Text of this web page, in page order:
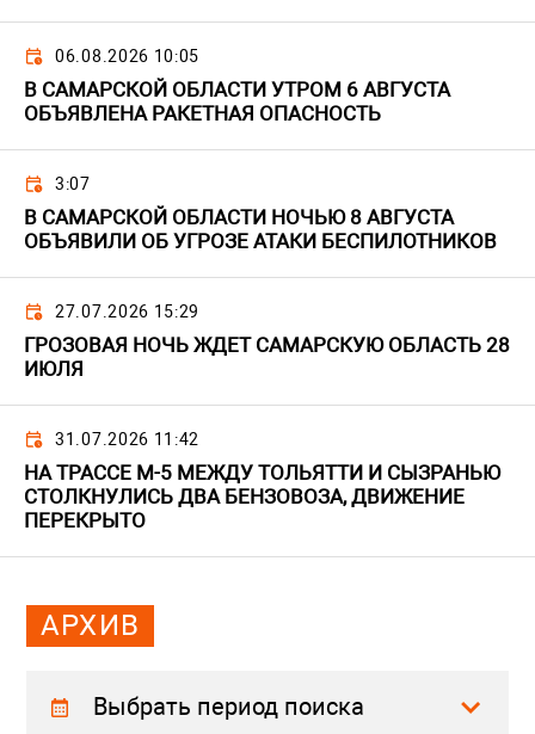
06.08.2026 10:05
В САМАРСКОЙ ОБЛАСТИ УТРОМ 6 АВГУСТА
ОБЪЯВЛЕНА РАКЕТНАЯ ОПАСНОСТЬ
3:07
В САМАРСКОЙ ОБЛАСТИ НОЧЬЮ 8 АВГУСТА
ОБЪЯВИЛИ ОБ УГРОЗЕ АТАКИ БЕСПИЛОТНИКОВ
27.07.2026 15:29
ГРОЗОВАЯ НОЧЬ ЖДЕТ САМАРСКУЮ ОБЛАСТЬ 28
ИЮЛЯ
31.07.2026 11:42
НА ТРАССЕ М-5 МЕЖДУ ТОЛЬЯТТИ И СЫЗРАНЬЮ
СТОЛКНУЛИСЬ ДВА БЕНЗОВОЗА, ДВИЖЕНИЕ
ПЕРЕКРЫТО
АРХИВ
Выбрать период поиска